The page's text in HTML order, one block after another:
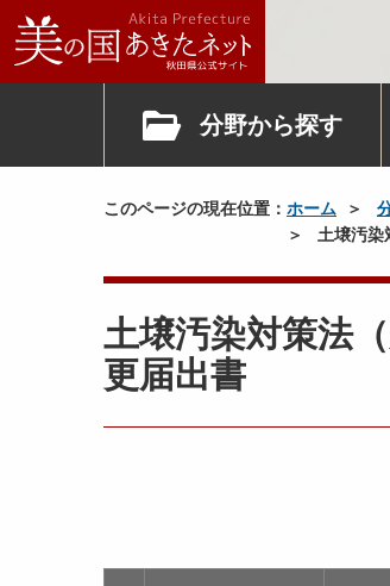
分野から探す
このページの現在位置： ホーム
土壌汚
土壌汚染対策法
更届出書